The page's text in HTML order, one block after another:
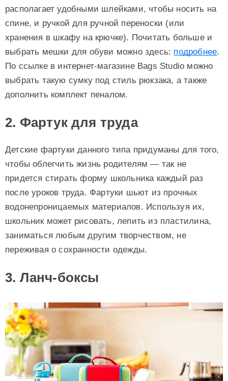
располагает удобными шлейками, чтобы носить на
спине, и ручкой для ручной переноски (или
хранения в шкафу на крючке). Почитать больше и
выбрать мешки для обуви можно здесь: подробнее.
По ссылке в интернет-магазине Bags Studio можно
выбрать такую сумку под стиль рюкзака, а также
дополнить комплект пеналом.
2. Фартук для труда
Детские фартуки данного типа придуманы для того,
чтобы облегчить жизнь родителям — так не
придется стирать форму школьника каждый раз
после уроков труда. Фартуки шьют из прочных
водонепроницаемых материалов. Используя их,
школьник может рисовать, лепить из пластилина,
заниматься любым другим творчеством, не
переживая о сохранности одежды.
3. Ланч-боксы